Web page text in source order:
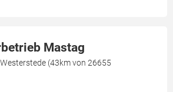
Mastag
(43km von 26655